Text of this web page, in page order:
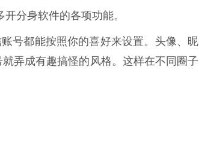
分身软件的各项功能。
号都能按照你的喜好来设置。头像、昵
弄成有趣搞怪的风格。这样在不同圈子